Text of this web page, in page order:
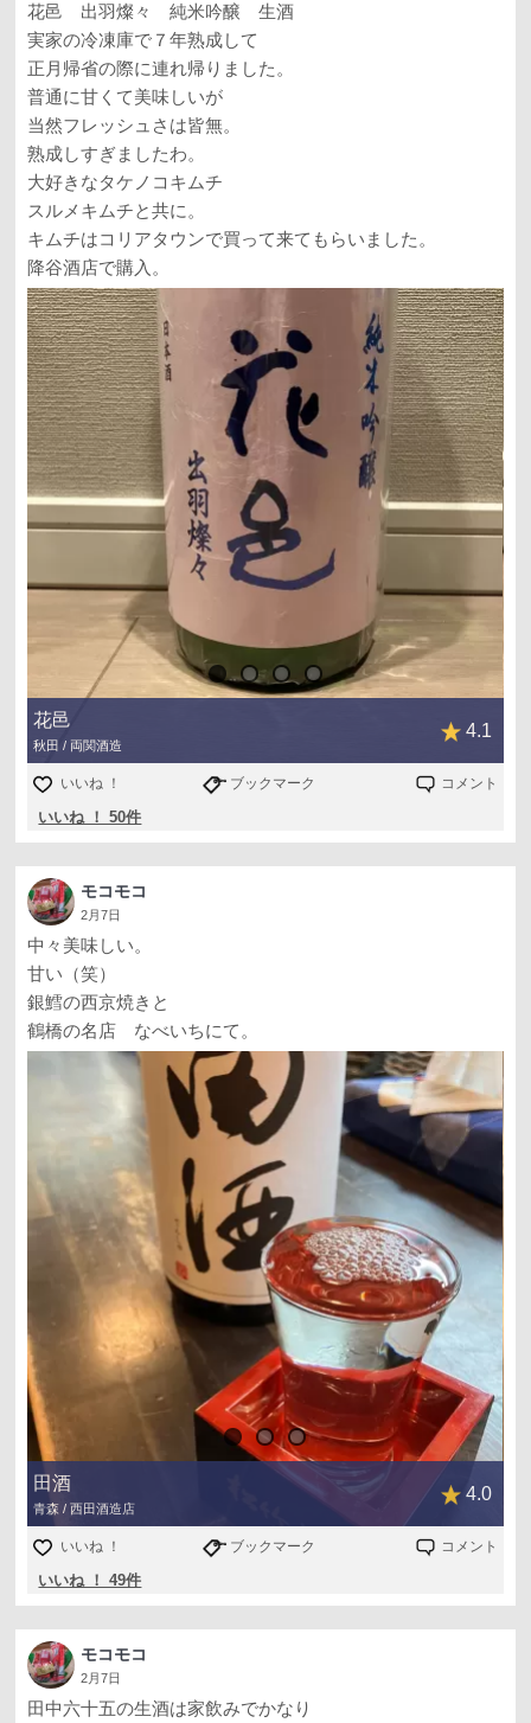
花邑 出羽燦々 純米吟醸 生酒
実家の冷凍庫で７年熟成して
正月帰省の際に連れ帰りました。
普通に甘くて美味しいが
当然フレッシュさは皆無。
熟成しすぎましたわ。
大好きなタケノコキムチ
スルメキムチと共に。
キムチはコリアタウンで買って来てもらいました。
降谷酒店で購入。
花邑
秋田 / 両関酒造
4.1
いいね ！ ブックマーク コメント
いいね ！ 50件
モコモコ
2月7日
中々美味しい。
甘い（笑）
銀鱈の西京焼きと
鶴橋の名店 なべいちにて。
田酒
青森 / 西田酒造店
4.0
いいね ！ ブックマーク コメント
いいね ！ 49件
モコモコ
2月7日
田中六十五の生酒は家飲みでかなり